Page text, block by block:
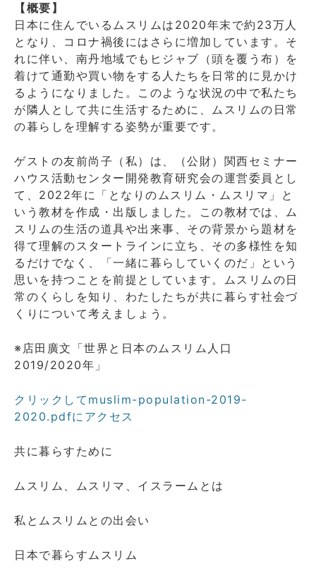
【概要】
日本に住んでいるムスリムは2020年末で約23万人
となり、コロナ禍後にはさらに増加しています。そ
れに伴い、南丹地域でもヒジャブ（頭を覆う布）を
着けて通勤や買い物をする人たちを日常的に見かけ
るようになりました。このような状況の中で私たち
が隣人として共に生活するために、ムスリムの日常
の暮らしを理解する姿勢が重要です。
ゲストの友前尚子（私）は、（公財）関西セミナー
ハウス活動センター開発教育研究会の運営委員とし
て、2022年に「となりのムスリム・ムスリマ」と
いう教材を作成・出版しました。この教材では、ム
スリムの生活の道具や出来事、その背景から題材を
得て理解のスタートラインに立ち、その多様性を知
るだけでなく、「一緒に暮らしていくのだ」という
思いを持つことを前提としています。ムスリムの日
常のくらしを知り、わたしたちが共に暮らす社会づ
くりについて考えましょう。
※店田廣文「世界と日本のムスリム人口
2019/2020年」
クリックしてmuslim-population-2019-
2020.pdfにアクセス
共に暮らすために
ムスリム、ムスリマ、イスラームとは
私とムスリムとの出会い
日本で暮らすムスリム